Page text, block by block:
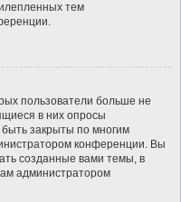
тем
пользователи больше не
в них опросы
закрыты по многим
конференции. Вы
созданные вами темы, в
администратором